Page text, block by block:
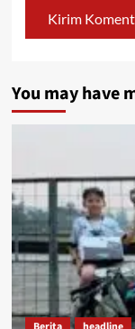
You may have